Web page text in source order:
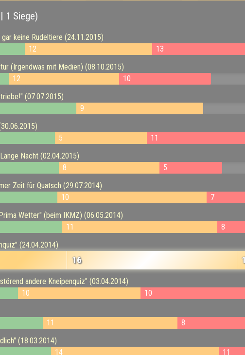
1 Siege)
keine Rudeltiere (24.11.2015)
12
13
(Irgendwas mit Medien) (08.10.2015)
12
10
(07.07.2015)
9
5
11
Nacht (02.04.2015)
8
5
Zeit für Quatsch (29.07.2014)
10
7
Wetter" (beim IKMZ) (06.05.2014)
11
8
(24.04.2014)
16
andere Kneipenquiz" (03.04.2014)
10
10
11
8
(18.03.2014)
14 11